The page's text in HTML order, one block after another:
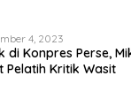
4, 2023
di Konpres Perse,
Pelatih Kritik Wasit